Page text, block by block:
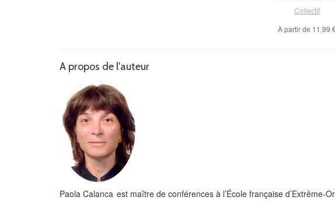
Collectif
À partir de 11,99
A propos de l'auteur
Paola Calanca est maître de conférences à l’École française d’Extrême-